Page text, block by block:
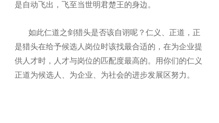
是自动飞出，飞至当世明君楚王的身边。
如此仁道之剑猎头是否该自诩呢？仁义、正道，正
是猎头在给予候选人岗位时该找最合适的，在为企业提
供人才时，人才与岗位的匹配度最高的。用你们的仁义
正道为候选人、为企业、为社会的进步发展区努力。